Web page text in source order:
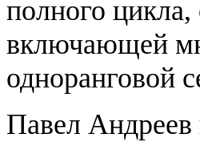
полного
включающей
одноранговой
Павел Андреев